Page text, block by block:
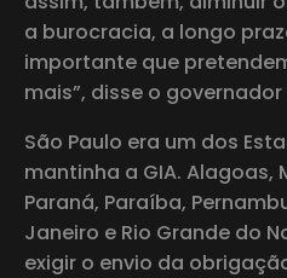
a burocracia, a longo
importante que
mais”, disse o
São Paulo era um dos
mantinha a GIA. Alagoas,
Paraná, Paraíba,
Janeiro e Rio Grande do
exigir o envio da